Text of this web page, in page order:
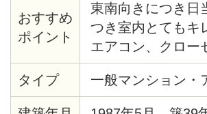
おすすめ
ポイント
東南向きにつき日
つき室内とてもキ
エアコン、クロー
アタイル材等々）
あり・モニター付
見えます。２/２
タイプ 一般マンション・